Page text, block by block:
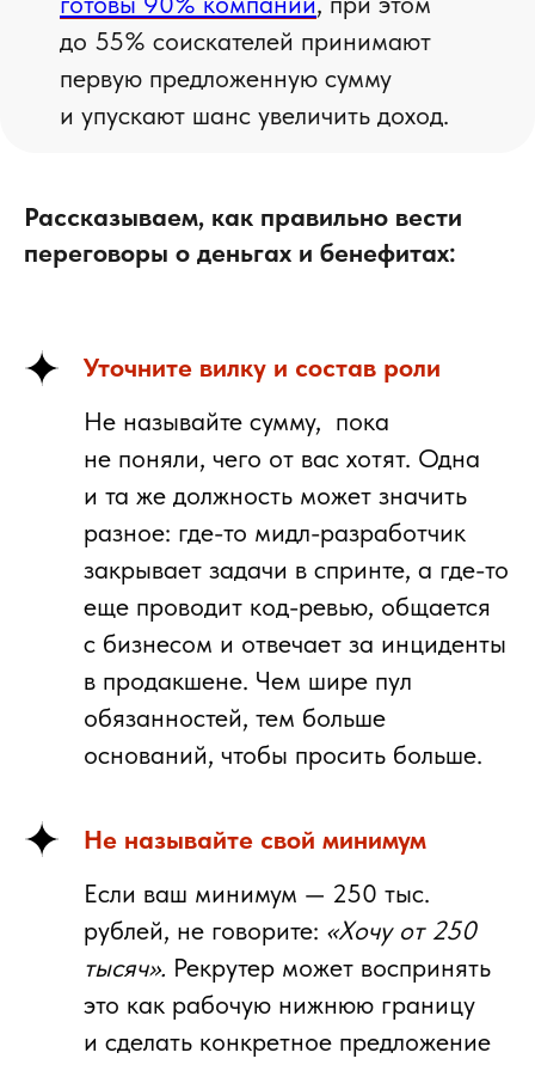
до 55% соискателей принимают
первую предложенную сумму
и упускают шанс увеличить доход.
Рассказываем, как правильно вести
переговоры о деньгах и бенефитах:
Уточните вилку и состав роли
Не называйте сумму, пока
не поняли, чего от вас хотят. Одна
и та же должность может значить
разное: где-то мидл-разработчик
закрывает задачи в спринте, а где-то
еще проводит код-ревью, общается
с бизнесом и отвечает за инциденты
в продакшене. Чем шире пул
обязанностей, тем больше
оснований, чтобы просить больше.
Не называйте свой минимум
Если ваш минимум — 250 тыс.
рублей, не говорите: «Хочу от 250
тысяч». Рекрутер может воспринять
это как рабочую нижнюю границу
и сделать конкретное предложение